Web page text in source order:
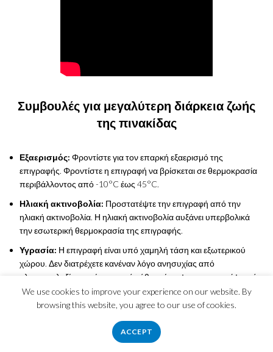
Συμβουλές για μεγαλύτερη διάρκεια ζωής
της πινακίδας
Εξαερισμός: Φροντίστε για τον επαρκή εξαερισμό της
επιγραφής. Φροντίστε η επιγραφή να βρίσκεται σε θερμοκρασία
περιβάλλοντος από -10°C έως 45°C.
Ηλιακή ακτινοβολία: Προστατέψτε την επιγραφή από την
ηλιακή ακτινοβολία. Η ηλιακή ακτινοβολία αυξάνει υπερβολικά
την εσωτερική θερμοκρασία της επιγραφής.
Υγρασία: Η επιγραφή είναι υπό χαμηλή τάση και εξωτερικού
χώρου. Δεν διατρέχετε κανέναν λόγο ανησυχίας από
ηλεκτροπληξία αρκεί πριν από κάθε επίσκεψη να σιγουρέψετε ότι
δεν τροφοδοτείται από το δίκτυο.
Στατικός ηλεκτρισμός:Λειτουργία της επιγραφής σε
περιβάλλον με στατικό ηλεκτρισμό απαγορεύεται. Διακόψτε
αμέσως την παροχή ηλεκτρικού ρεύματος κατά τη διάρκεια
We use cookies to improve your experience on our website. By
browsing this website, you agree to our use of cookies.
ACCEPT